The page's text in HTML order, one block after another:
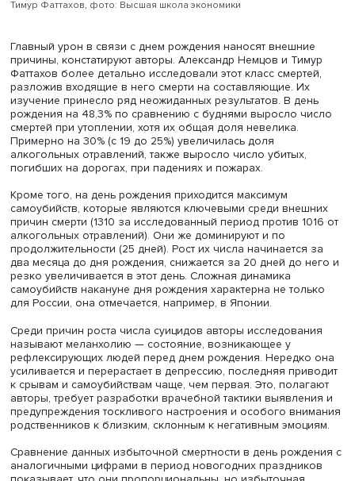
Тимур Фаттахов, фото: Высшая школа экономики
причины, констатируют авторы. Александр Немцов и
Фаттахов более детально исследовали этот класс
разложив входящие в него смерти на составляющие.
изучение принесло ряд неожиданных результатов. В
рождения на 48,3% по сравнению с буднями выросло
смертей при утоплении, хотя их общая доля невелика.
Примерно на 30% (с 19 до 25%) увеличилась доля
погибших на дорогах, при падениях и пожарах.